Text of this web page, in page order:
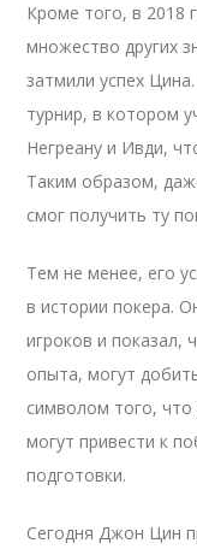
Кроме того, в 2018
множество других
затмили успех
турнир, в котором
Негреану и Ивди,
Таким образом,
смог получить ту
Тем не менее, его
в истории покера.
игроков и показал,
опыта, могут
символом того, что
могут привести к
подготовки.
Сегодня Джон Цин